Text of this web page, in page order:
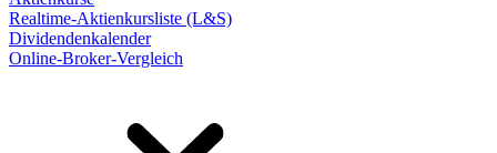
Realtime-Aktienkursliste (L&S)
Dividendenkalender
Online-Broker-Vergleich